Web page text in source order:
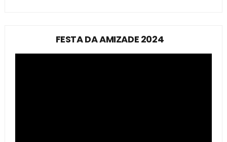
FESTA DA AMIZADE 2024